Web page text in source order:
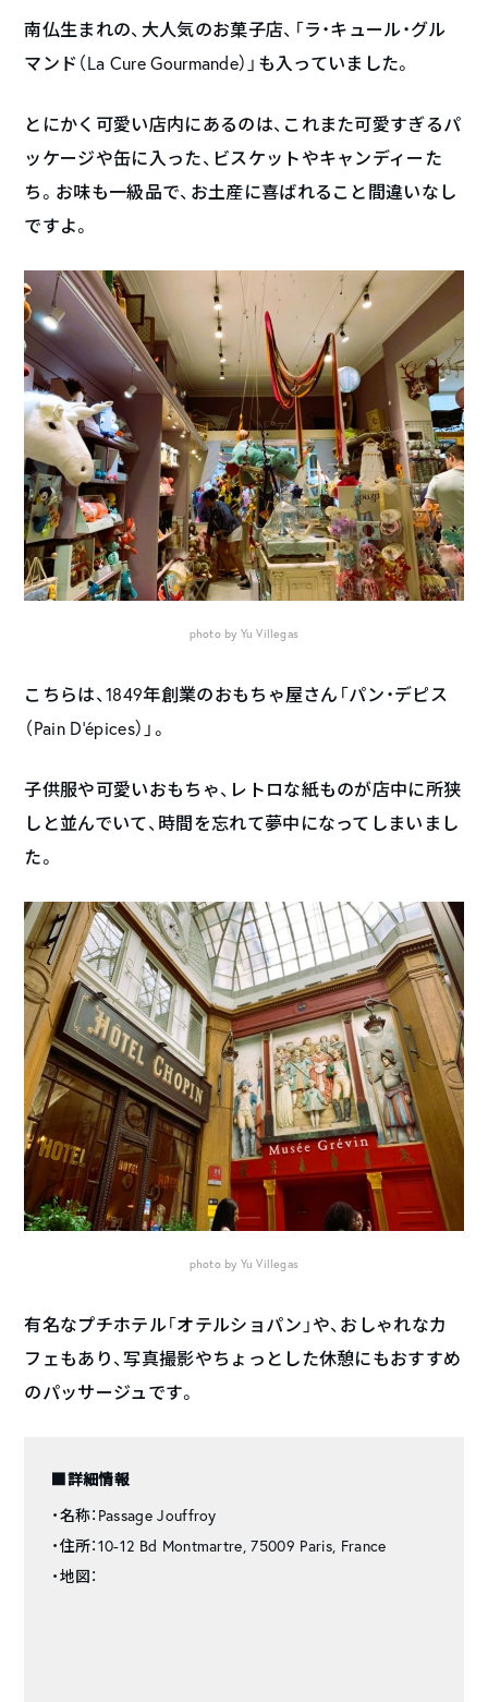
南仏生まれの、大人気のお菓子店、「ラ・キュール・グル
マンド（La Cure Gourmande）」も入っていました。
とにかく可愛い店内にあるのは、これまた可愛すぎるパ
ッケージや缶に入った、ビスケットやキャンディーた
ち。お味も一級品で、お土産に喜ばれること間違いなし
ですよ。
photo by Yu Villegas
こちらは、1849年創業のおもちゃ屋さん「パン・デピス
（Pain D’épices）」。
子供服や可愛いおもちゃ、レトロな紙ものが店中に所狭
しと並んでいて、時間を忘れて夢中になってしまいまし
た。
photo by Yu Villegas
有名なプチホテル「オテルショパン」や、おしゃれなカ
フェもあり、写真撮影やちょっとした休憩にもおすすめ
のパッサージュです。
■詳細情報
・名称：Passage Jouffroy
・住所：10-12 Bd Montmartre, 75009 Paris, France
・地図：